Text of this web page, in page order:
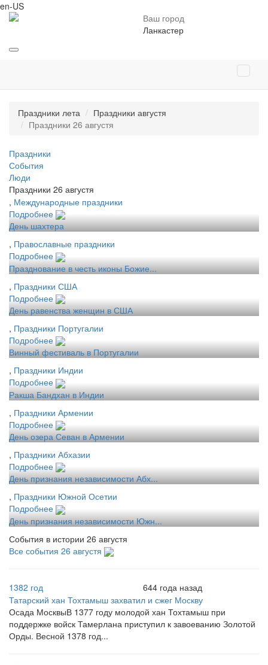
en-US
Ваш город
Ланкастер
Праздники лета
Праздники августя
Праздники 26 августя
Праздники
События
Люди
Праздники 26 августя
, Международные праздники
Подробнее
День шахтера
, Православные праздники
Подробнее
Празднование в честь иконы Божие...
, Праздники США
Подробнее
День равенства женщин в США
, Праздники Португалии
Подробнее
Винный фестиваль в Португалии
, Праздники Индии
Подробнее
Ракша Бандхан в Индии
, Праздники Армении
Подробнее
День озера Севан в Армении
, Праздники Абхазии
Подробнее
День признания независимости Абх...
, Праздники Южной Осетии
Подробнее
День признания независимости Южн...
События в истории 26 августя
Все события 26 августя
1382 год
644 года назад
Татарский хан Тохтамыш захватил и сжег Москву
Осада МосквыВ 1377 году молодой хан Тохтамыш при
поддержке войск Тамерлана приступил к завоеванию Золотой
Орды. Весной 1378 год...